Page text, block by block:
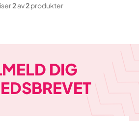
2av2produkter
DIG